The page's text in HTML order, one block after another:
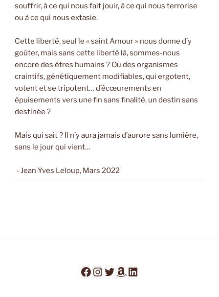
souffrir, à ce qui nous fait jouir, à ce qui nous terrorise
ou à ce qui nous extasie.
Cette liberté, seul le « saint Amour » nous donne d’y
goûter, mais sans cette liberté là, sommes-nous
encore des êtres humains ? Ou des organismes
craintifs, génétiquement modifiables, qui ergotent,
votent et se tripotent… d’écœurements en
épuisements vers une fin sans finalité, un destin sans
destinée ?
Mais qui sait ? Il n’y aura jamais d’aurore sans lumière,
sans le jour qui vient…
- Jean Yves Leloup, Mars 2022
Facebook
Instagram
Twitter
Amazon
LinkedIn